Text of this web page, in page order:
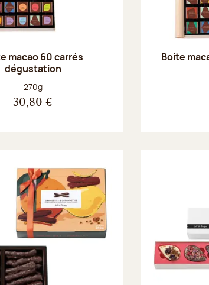
macao 60 carrés
dégustation
Poids net :
270g
30,80 €
Boite